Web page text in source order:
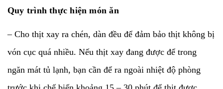
Quy trình thực hiện món ăn
– Cho thịt xay ra chén, dàn đều để đảm bảo thịt không bị
vón cục quá nhiều. Nếu thịt xay đang được để trong
ngăn mát tủ lạnh, bạn cần để ra ngoài nhiệt độ phòng